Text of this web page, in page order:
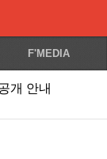
F'MEDIA
개 안내